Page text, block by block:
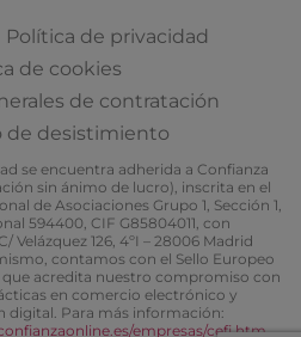
Política de privacidad
de cookies
de contratación
de desistimiento
se encuentra adherida a Confianza
sin ánimo de lucro), inscrita en el
de Asociaciones Grupo 1, Sección 1,
594400, CIF G85804011, con
Velázquez 126, 4ºI – 28006 Madrid
contamos con el Sello Europeo
que acredita nuestro compromiso con
en comercio electrónico y
digital. Para más información:
empresas/cefi.htm